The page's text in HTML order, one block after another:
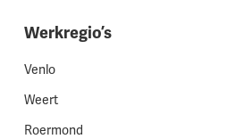
Werkregio’s
Venlo
Weert
Roermond